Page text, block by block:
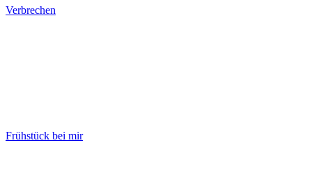
Verbrechen
Frühstück bei mir